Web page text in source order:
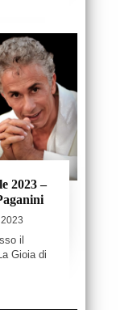
2023 –
il
Gioia di